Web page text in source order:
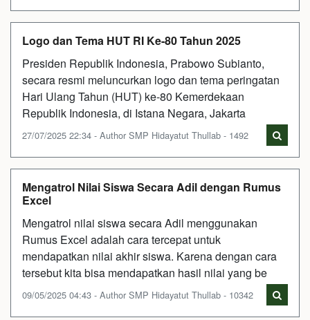
Logo dan Tema HUT RI Ke-80 Tahun 2025
Presiden Republik Indonesia, Prabowo Subianto,
secara resmi meluncurkan logo dan tema peringatan
Hari Ulang Tahun (HUT) ke-80 Kemerdekaan
Republik Indonesia, di Istana Negara, Jakarta
27/07/2025 22:34 - Author SMP Hidayatut Thullab - 1492
Mengatrol Nilai Siswa Secara Adil dengan Rumus
Excel
Mengatrol nilai siswa secara Adil menggunakan
Rumus Excel adalah cara tercepat untuk
mendapatkan nilai akhir siswa. Karena dengan cara
tersebut kita bisa mendapatkan hasil nilai yang be
09/05/2025 04:43 - Author SMP Hidayatut Thullab - 10342